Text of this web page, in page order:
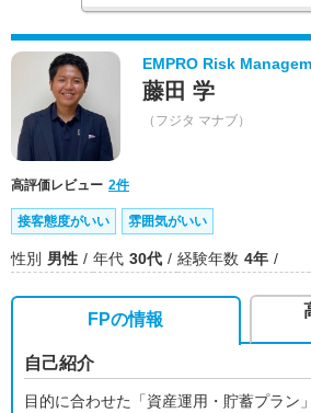
EMPRO Risk
藤田 学
（フジタ マナブ）
高評価レビュー 2件
接客態度がいい 雰囲気がいい
性別 男性 年代 30代 経験年数 4年
FPの情報
自己紹介
目的に合わせた「資産運用・貯蓄プラン